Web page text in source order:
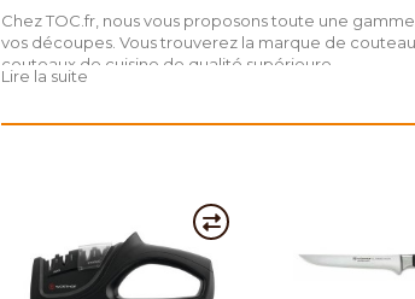
Chez TOC.fr, nous vous proposons toute une
vos découpes. Vous trouverez la marque de
couteaux de cuisine de qualité supérieure.
Un couteau Wusthof, c’est avant tout un couteau
Allemagne. Leur gamme est large et s’appuie sur
existent en couteau d’office, couteau de chef,
trouverez forcément celui qui correspond à vos
Avec plus de 200 ans d’histoire, vous pouvez
Lire la suite